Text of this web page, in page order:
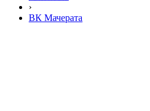
›
ВК Мачерата